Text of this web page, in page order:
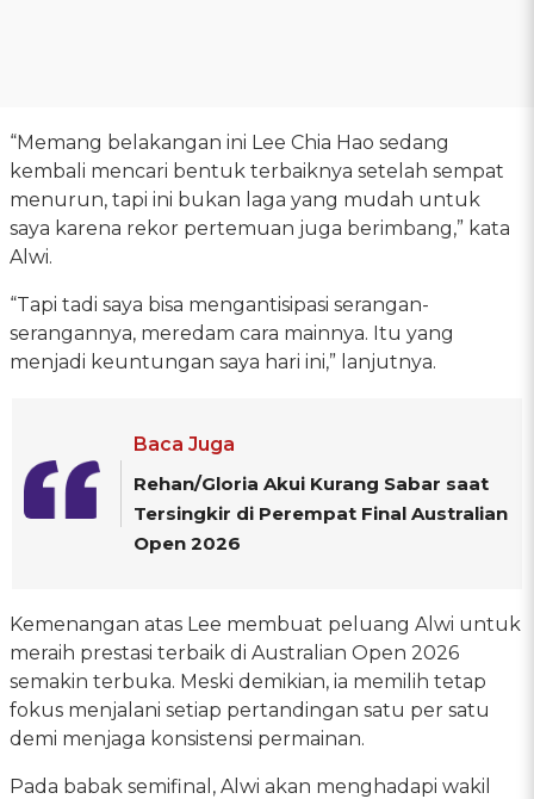
“Memang belakangan ini Lee Chia Hao sedang
kembali mencari bentuk terbaiknya setelah sempat
menurun, tapi ini bukan laga yang mudah untuk
saya karena rekor pertemuan juga berimbang,” kata
Alwi.
“Tapi tadi saya bisa mengantisipasi serangan-
serangannya, meredam cara mainnya. Itu yang
menjadi keuntungan saya hari ini,” lanjutnya.
Baca Juga
Rehan/Gloria Akui Kurang Sabar saat
Tersingkir di Perempat Final Australian
Open 2026
Kemenangan atas Lee membuat peluang Alwi untuk
meraih prestasi terbaik di Australian Open 2026
semakin terbuka. Meski demikian, ia memilih tetap
fokus menjalani setiap pertandingan satu per satu
demi menjaga konsistensi permainan.
Pada babak semifinal, Alwi akan menghadapi wakil